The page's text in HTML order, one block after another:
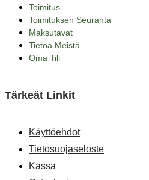
Toimitus
Toimituksen Seuranta
Maksutavat
Tietoa Meistä
Oma Tili
Tärkeät Linkit
Käyttöehdot
Tietosuojaseloste
Kassa